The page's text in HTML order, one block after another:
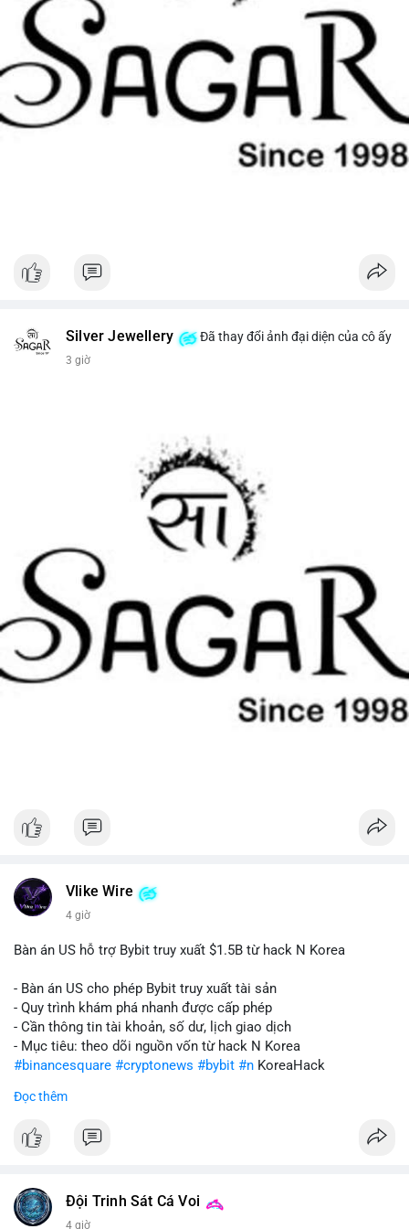
Silver Jewellery Đã thay đổi ảnh đại diện của cô ấy
3 giờ
Vlike Wire
4 giờ
Bàn án US hỗ trợ Bybit truy xuất $1.5B từ hack N Korea
- Bàn án US cho phép Bybit truy xuất tài sản
- Quy trình khám phá nhanh được cấp phép
- Cần thông tin tài khoản, số dư, lịch giao dịch
- Mục tiêu: theo dõi nguồn vốn từ hack N Korea
#binancesquare #cryptonews #bybit #n KoreaHack
$btc $eth
#vlikevn #titanbot
Đọc thêm
Đội Trinh Sát Cá Voi
4 giờ